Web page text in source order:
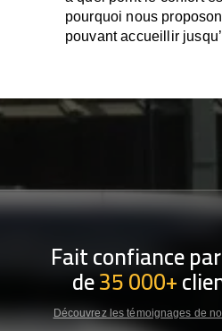
pourquoi nous
pouvant accueillir
Fait confiance
de35 000+
Découvrez les témoignages de